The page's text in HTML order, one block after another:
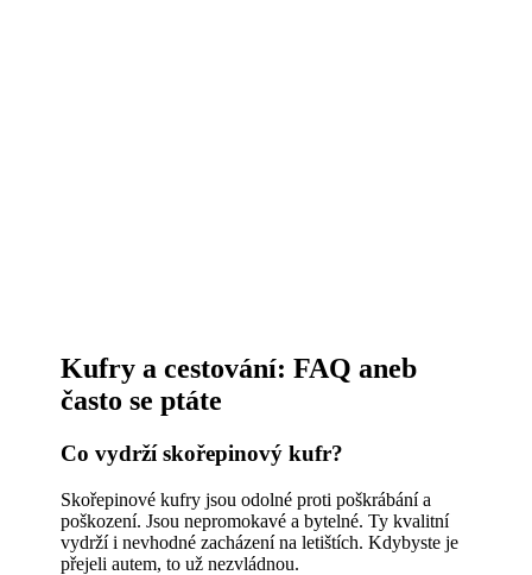
Kufry a cestování: FAQ aneb
často se ptáte
Co vydrží skořepinový kufr?
Skořepinové kufry jsou odolné proti poškrábání a
poškození. Jsou nepromokavé a bytelné. Ty kvalitní
vydrží i nevhodné zacházení na letištích. Kdybyste je
přejeli autem, to už nezvládnou.